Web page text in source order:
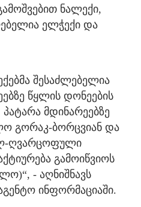
ნალექი,
ელჭექი და
შესაძლებელია
წყლის დონეების
პატარა მდინარეებზე
გორაკ-ბორცვიან და
ღვარცოფული
გამოიწვიოს
- აღნიშნავს
ინფორმაციაში.